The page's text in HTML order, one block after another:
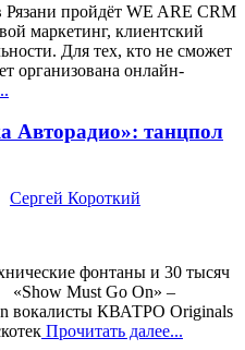
Рязани пройдёт WE ARE CRM
маркетинг, клиентский
Для тех, кто не сможет
организована онлайн-
Авторадио»: танцпол
Сергей Короткий
фонтаны и 30 тысяч
«Show Must Go On» –
вокалисты КВАТРО Originals
Прочитать далее...